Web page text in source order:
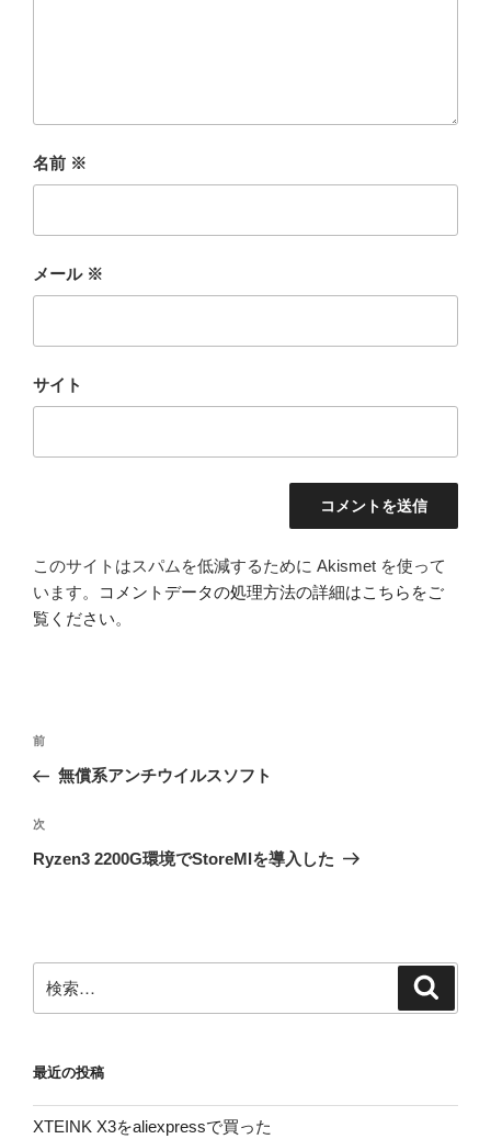
名前 ※
メール ※
サイト
このサイトはスパムを低減するために Akismet を使って
います。
コメントデータの処理方法の詳細はこちらをご
覧ください。
投
ナ
ビ
ゲ
ン
前
の
稿
前
無償系アンチウイルスソフト
次
の
次
Ryzen3 2200G環境でStoreMIを導入した
索:
最近の投稿
XTEINK X3をaliexpressで買った